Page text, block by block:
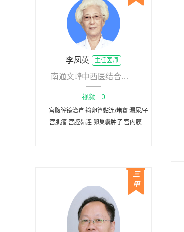
李凤英 主任医师
南通文峰中西医结合医院
视频 : 0
宫腹腔镜治疗 输卵管黏连/堵骞 漏尿/子
宫肌瘤 宫腔黏连 卵巢囊肿子 宫内膜异
三
甲